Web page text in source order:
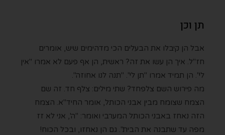
תן וכן
אבל הן קיבלו את הבעלים הכי מדהימים שיש, אומרים
חז"ל. איך הן עשו את זה? ראשית, הן אף פעם לא אמרו "אין
לי". הן תמיד אמרו "תן לי". "תנה לנו אחוזה".
מה פירוש השם צלפחד? שתי מילים: צלף חד. זה שם
הצמח שצומח מבין אבני הכותל, אומר החיד"א. הצמח
הזה נאחז באבני הכותל המערבי ואומר: "ה', אני לא זז
מפה עד שתבנה את הבית". גם הן נאחזו, ובכל הכוח!